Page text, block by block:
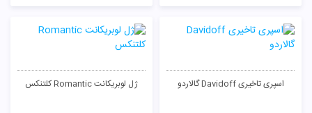
اسپری تاخیری Davidoff گالاردو ژل لوبریکانت Romantic کلتنکس